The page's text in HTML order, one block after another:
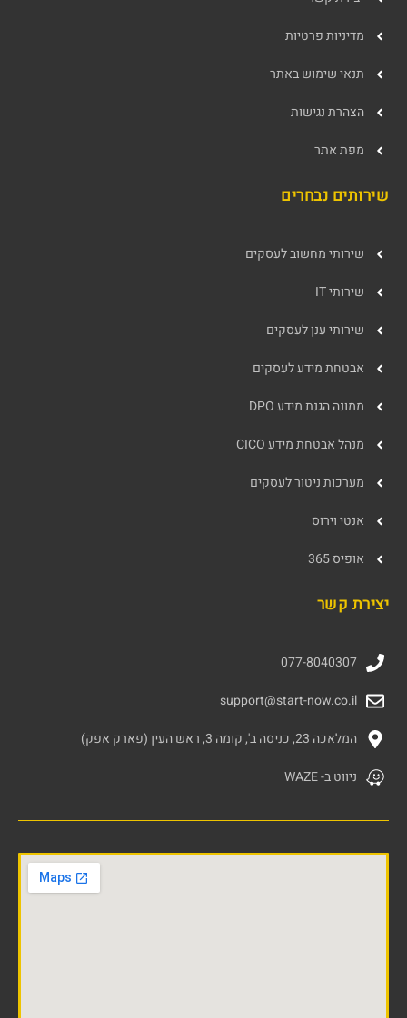
מדיניות פרטיות
תנאי שימוש באתר
הצהרת נגישות
מפת אתר
שירותים נבחרים
שירותי מחשוב לעסקים
שירותי IT
שירותי ענן לעסקים
אבטחת מידע לעסקים
ממונה הגנת מידע DPO
מנהל אבטחת מידע CICO
מערכות ניטור לעסקים
אנטי וירוס
אופיס 365
יצירת קשר
077-8040307
support@start-now.co.il
המלאכה 23, כניסה ב', קומה 3, ראש העין (פארק אפק)
ניווט ב- WAZE